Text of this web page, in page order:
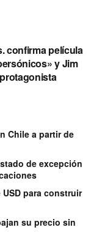
confirma película
y Jim
Chile a partir de
de excepción
para construir
su precio sin